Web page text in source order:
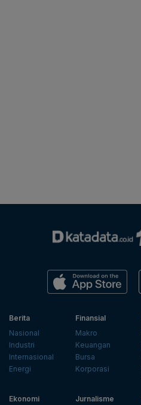
Berita
Nasional
Industri
Internasional
Energi
Finansial
Makro
Keuangan
Bursa
Korporasi
Ekonomi
Jurnalisme